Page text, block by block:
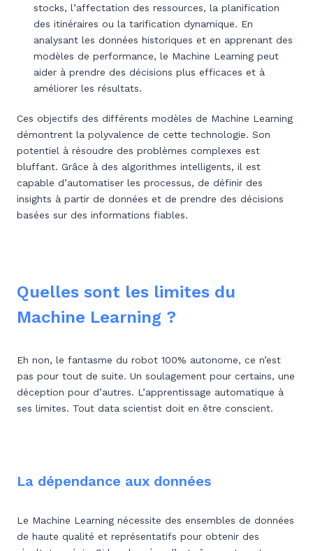
stocks, l’affectation des ressources, la planification
des itinéraires ou la tarification dynamique. En
analysant les données historiques et en apprenant des
modèles de performance, le Machine Learning peut
aider à prendre des décisions plus efficaces et à
améliorer les résultats.
Ces objectifs des différents modèles de Machine Learning
démontrent la polyvalence de cette technologie. Son
potentiel à résoudre des problèmes complexes est
bluffant. Grâce à des algorithmes intelligents, il est
capable d’automatiser les processus, de définir des
insights à partir de données et de prendre des décisions
basées sur des informations fiables.
Quelles sont les limites du
Machine Learning ?
Eh non, le fantasme du robot 100% autonome, ce n’est
pas pour tout de suite. Un soulagement pour certains, une
déception pour d’autres. L’apprentissage automatique à
ses limites. Tout data scientist doit en être conscient.
La dépendance aux données
Le Machine Learning nécessite des ensembles de données
de haute qualité et représentatifs pour obtenir des